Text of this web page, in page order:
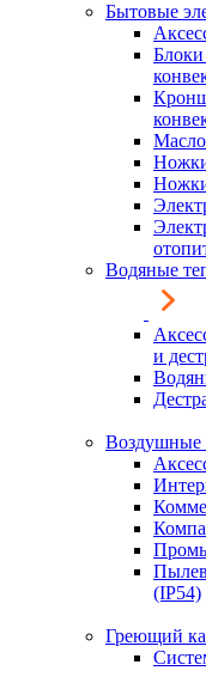
Бытовые
Блоки
Ножки
Ножки
Водяные
и
Воздушные
(IP54)
Греющий